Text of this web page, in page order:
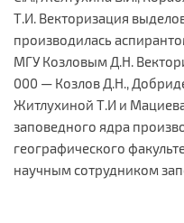
Т.И. Векторизация
производилась
МГУ Козловым Д.Н.
000 — Козлов Д.Н.,
Житлухиной Т.И и
заповедного ядра
географического
научным сотрудником